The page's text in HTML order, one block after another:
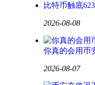
比特币触底
2026-08-08
你真的会用币
2026-08-07